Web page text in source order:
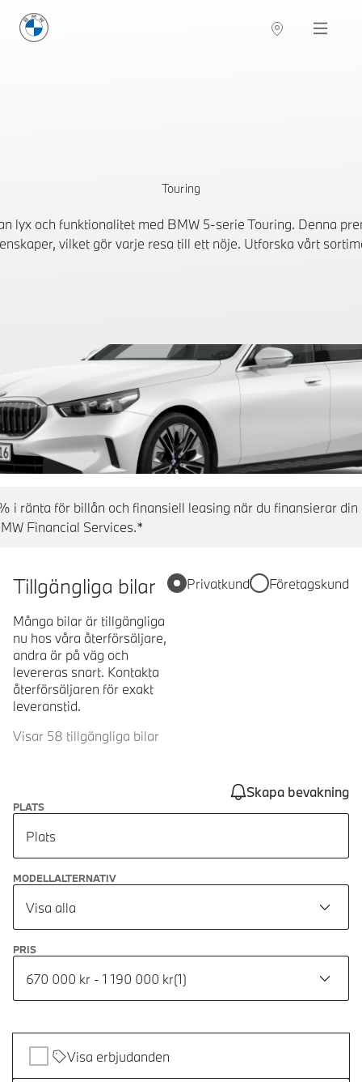
BMW Sverige Navigation
Touring
lyx och funktionalitet med BMW 5-serie Touring. Denna
vilket gör varje resa till ett nöje. Utforska vårt
i ränta för billån och finansiell leasing när du finansierar
Financial Services.*
Tillgängliga bilar
Många bilar är tillgängliga
nu hos våra återförsäljare,
andra är på väg och
levereras snart. Kontakta
återförsäljaren för exakt
leveranstid.
Visar 58 tillgängliga bilar
Privatkund Företagskund
Skapa bevakning
PLATS
Plats
MODELLALTERNATIV
Visa alla
PRIS
670 000 kr - 1 190 000 kr(1)
Visa erbjudanden